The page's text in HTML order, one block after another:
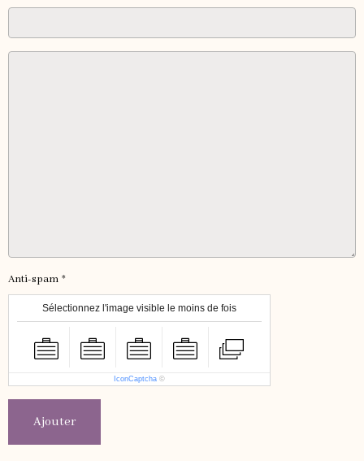
Anti-spam
Sélectionnez l'image visible le moins de fois
IconCaptcha ©
Ajouter